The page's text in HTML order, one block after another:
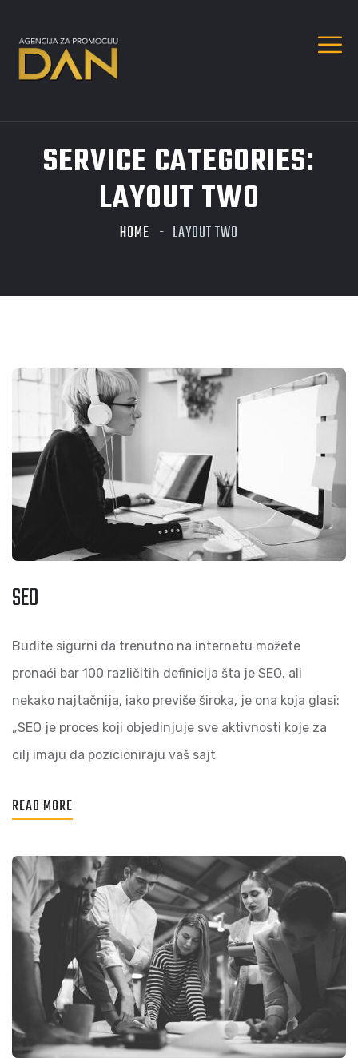
SERVICE CATEGORIES:
LAYOUT TWO
HOME LAYOUT TWO
SEO
Budite sigurni da trenutno na internetu možete
pronaći bar 100 različitih definicija šta je SEO, ali
nekako najtačnija, iako previše široka, je ona koja glasi:
„SEO je proces koji objedinjuje sve aktivnosti koje za
cilj imaju da pozicioniraju vaš sajt
READ MORE